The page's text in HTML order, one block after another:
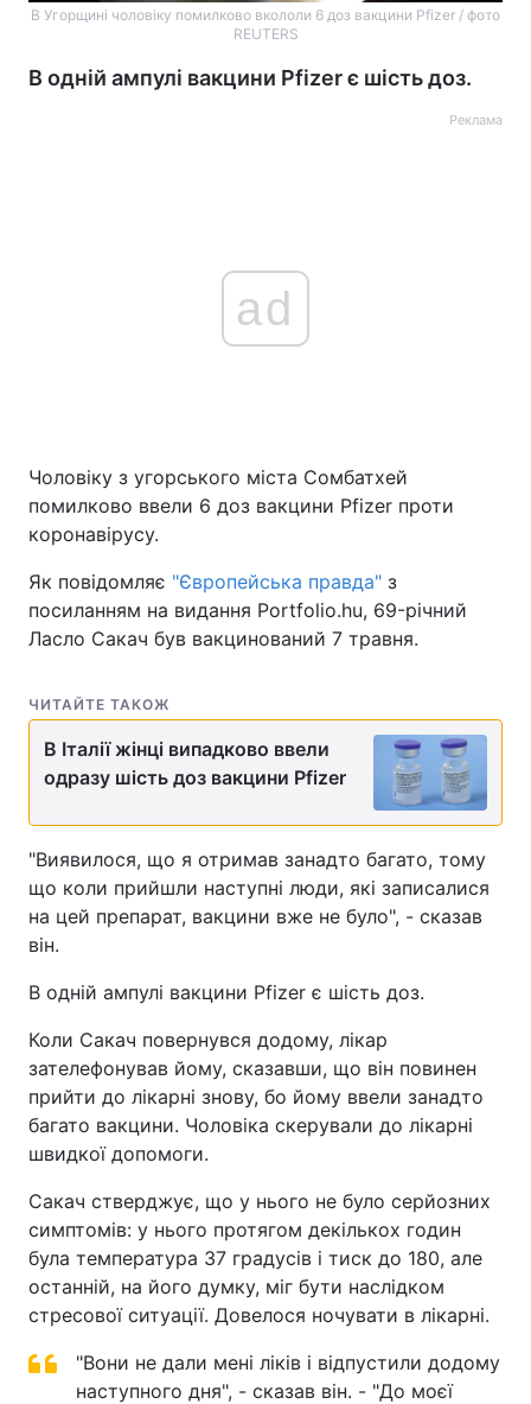
В Угорщині чоловіку помилково вкололи 6 доз вакцини Pfizer / фото
REUTERS
В одній ампулі вакцини Pfizer є шість доз.
Реклама
ad
Чоловіку з угорського міста Сомбатхей
помилково ввели 6 доз вакцини Pfizer проти
коронавірусу.
Як повідомляє "Європейська правда" з
посиланням на видання Portfolio.hu, 69-річний
Ласло Сакач був вакцинований 7 травня.
ЧИТАЙТЕ ТАКОЖ
В Італії жінці випадково ввели
одразу шість доз вакцини Pfizer
"Виявилося, що я отримав занадто багато, тому
що коли прийшли наступні люди, які записалися
на цей препарат, вакцини вже не було", - сказав
він.
В одній ампулі вакцини Pfizer є шість доз.
Коли Сакач повернувся додому, лікар
зателефонував йому, сказавши, що він повинен
прийти до лікарні знову, бо йому ввели занадто
багато вакцини. Чоловіка скерували до лікарні
швидкої допомоги.
Сакач стверджує, що у нього не було серйозних
симптомів: у нього протягом декількох годин
була температура 37 градусів і тиск до 180, але
останній, на його думку, міг бути наслідком
стресової ситуації. Довелося ночувати в лікарні.
"Вони не дали мені ліків і відпустили додому
наступного дня", - сказав він. - "До моєї